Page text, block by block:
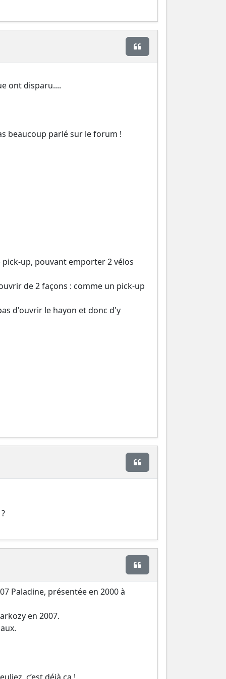
ont disparu....
beaucoup parlé sur le forum !
pick-up, pouvant emporter 2 vélos
de 2 façons : comme un pick-up
d'ouvrir le hayon et donc d'y
Paladine, présentée en 2000 à
en 2007.